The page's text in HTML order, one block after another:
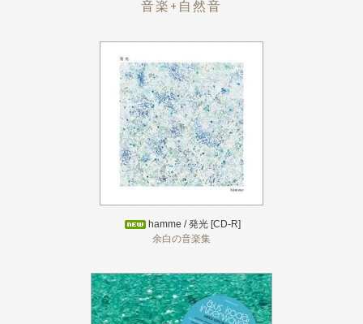
音楽+自然音
hamme / 発光 [CD-R]
余白の音楽集